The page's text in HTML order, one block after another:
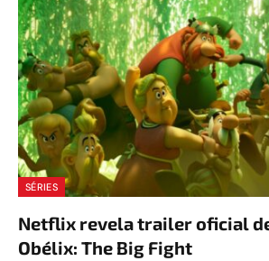
SÉRIES
Netflix revela trailer oficial
Obélix: The Big Fight